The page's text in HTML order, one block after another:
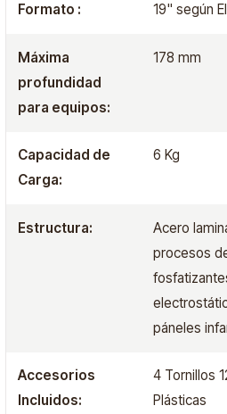
Formato : 19" según
Máxima
profundidad
para equipos:
178 mm
Capacidad de
Carga:
6 Kg
Estructura:
Acero
procesos
páneles
Accesorios
Incluidos:
4 Tornillos
Plásticas